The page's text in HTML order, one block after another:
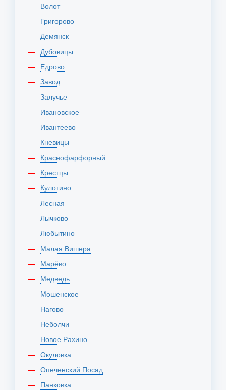
Волот
Григорово
Демянск
Дубовицы
Едрово
Завод
Залучье
Ивановское
Ивантеево
Кневицы
Краснофарфорный
Крестцы
Кулотино
Лесная
Лычково
Любытино
Малая Вишера
Марёво
Медведь
Мошенское
Нагово
Неболчи
Новое Рахино
Окуловка
Опеченский Посад
Панковка